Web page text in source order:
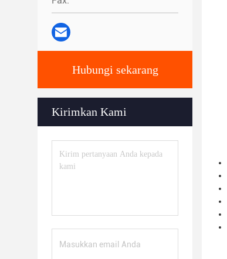
Hubungi sekarang
Kirimkan Kami